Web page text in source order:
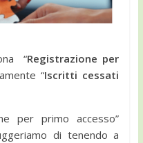
“Registrazione per
“Iscritti cessati
per primo accesso”
di tenendo a